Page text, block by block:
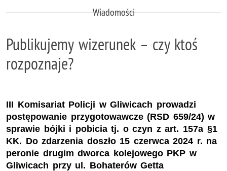
Wiadomości
Publikujemy wizerunek – czy ktoś
rozpoznaje?
III Komisariat Policji w Gliwicach prowadzi
postępowanie przygotowawcze (RSD 659/24) w
sprawie bójki i pobicia tj. o czyn z art. 157a §1
KK. Do zdarzenia doszło 15 czerwca 2024 r. na
peronie drugim dworca kolejowego PKP w
Gliwicach przy ul. Bohaterów Getta